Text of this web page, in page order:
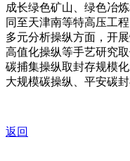
成长绿色矿山、绿色冶
同至天津南等特高压工
多元分析操纵方面，开
高值化操纵等手艺研究
碳捕集操纵取封存规模
大规模碳操纵、平安碳
返回